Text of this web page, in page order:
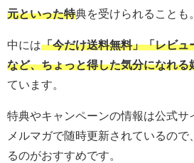
元といった特典を受けられることも。
中には「今だけ送料無料」「レビュ
など、ちょっと得した気分になれる
ています。
特典やキャンペーンの情報は公式サ
メルマガで随時更新されているの
るのがおすすめです。